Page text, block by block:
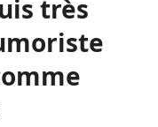
très